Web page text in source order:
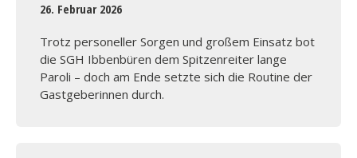
26. Februar 2026
Trotz personeller Sorgen und großem Einsatz bot
die SGH Ibbenbüren dem Spitzenreiter lange
Paroli – doch am Ende setzte sich die Routine der
Gastgeberinnen durch.